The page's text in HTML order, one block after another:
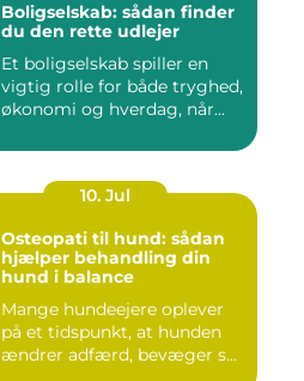
Boligselskab: sådan finder
du den rette udlejer
Et boligselskab spiller en
vigtig rolle for både tryghed,
økonomi og hverdag, når...
10. Jul
Osteopati til hund: sådan
hjælper behandling din
hund i balance
Mange hundeejere oplever
på et tidspunkt, at hunden
ændrer adfærd, bevæger s...